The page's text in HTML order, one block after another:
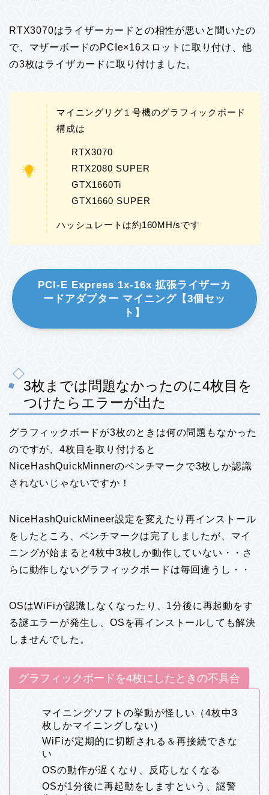
RTX3070はライザーカードとの相性が悪いと聞いたの
で、マザーボードのPCIe×16スロットに取り付け、他
の3枚はライザカードに取り付けました。
マイニングリグ１号機のグラフィックボード
構成は
RTX3070
RTX2080 SUPER
GTX1660Ti
GTX1660 SUPER
ハッシュレートは約160MH/sです
PCI-E Express 1x-16x 拡張ライザーカ
ードアダプター マイニング【3個セッ
ト】
3枚までは問題なかったのに4枚目を
つけたらエラーが出た
グラフィックボードが3枚のときは何の問題もなかった
のですが、4枚目を取り付けると
NiceHashQuickMinnerのベンチマークで3枚しか認識
されないじゃないですか！
NiceHashQuickMineer設定を変えたり再インストール
をしたところ、ベンチマークは完了しましたが、マイ
ニングが始まると4枚中3枚しか動作していない・・さ
らに動作しないグラフィックボードは毎回違うし・・
OSはWiFiが認識しなくなったり、1分後に再起動をす
る謎エラーが発生し、OSを再インストールしても解決
しませんでした。
グラフィックボードを4枚にしたときの不具合
マイニングソフトの挙動が怪しい（4枚中3
枚しかマイニングしない)
WiFiが定期的に切断される＆再接続できな
い
OSの動作が遅くなり、反応しなくなる
OSが1分後に再起動をしますという、謎警